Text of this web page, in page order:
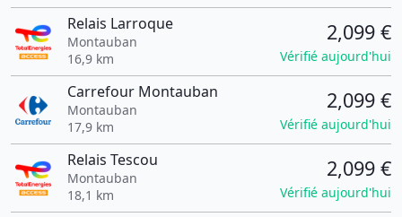
Relais Larroque
Montauban
16,9 km
2,099 €
Vérifié aujourd'hui
Carrefour Montauban
Montauban
17,9 km
2,099 €
Vérifié aujourd'hui
Relais Tescou
Montauban
18,1 km
2,099 €
Vérifié aujourd'hui